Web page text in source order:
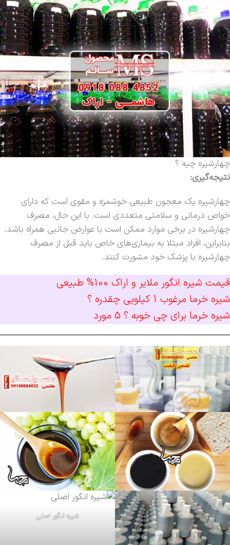
چهارشیره چیه ؟
نتیجه‌گیری:
چهارشیره یک معجون طبیعی خوشمزه و مقوی است که دارای
خواص درمانی و سلامتی متعددی است. با این حال، مصرف
چهارشیره در برخی موارد ممکن است با عوارض جانبی همراه باشد.
بنابراین، افراد مبتلا به بیماری‌های خاص باید قبل از مصرف
چهارشیره با پزشک خود مشورت کنند.
قیمت شیره انگور ملایر و اراک 100% طبیعی
شیره خرما مرغوب 1 کیلویی چقدره ؟
شیره خرما برای چی خوبه ؟ 5 مورد
شیره انگور اصلی